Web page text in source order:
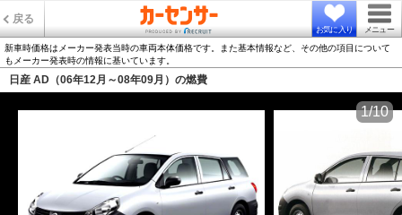
戻る
お気に入り メニュー
新車時価格はメーカー発表当時の車両本体価格です。また基本情報など、その他の項目について
もメーカー発表時の情報に基いています。
日産 AD（06年12月～08年09月）の燃費
1/10